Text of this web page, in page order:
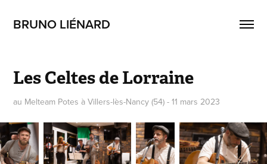
BRUNO LIÉNARD
Les Celtes de Lorraine
au Melteam Potes à Villers-lès-Nancy (54) - 11 mars 2023